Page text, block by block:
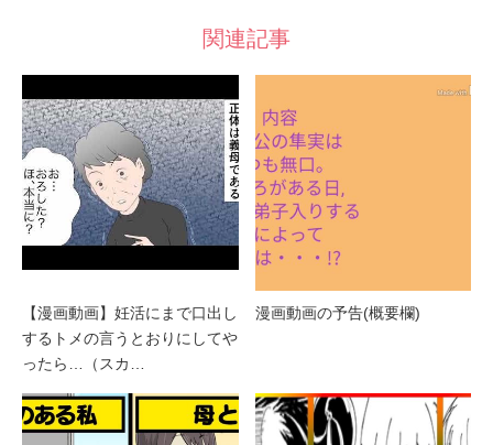
関連記事
【漫画動画】妊活にまで口出し
するトメの言うとおりにしてや
ったら…（スカ…
漫画動画の予告(概要欄)